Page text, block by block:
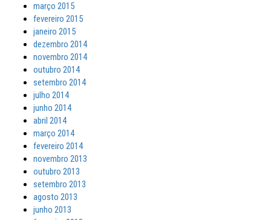
março 2015
fevereiro 2015
janeiro 2015
dezembro 2014
novembro 2014
outubro 2014
setembro 2014
julho 2014
junho 2014
abril 2014
março 2014
fevereiro 2014
novembro 2013
outubro 2013
setembro 2013
agosto 2013
junho 2013